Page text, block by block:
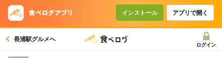
インストール アプリで開く
長浦駅グルメへ
ログイン